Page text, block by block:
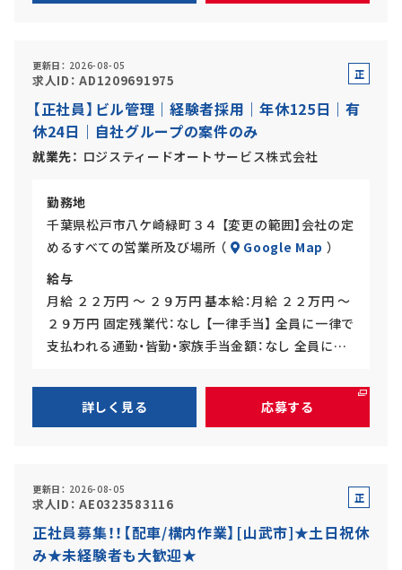
更新日 2026-08-05
求人ID AD1209691975
正
員
【正社員】ビル管理｜経験者採用｜年休125日｜有
休24日｜自社グループの案件のみ
就業先 ロジスティードオートサービス株式会社
勤務地
千葉県松戸市八ケ崎緑町３４ 【変更の範囲】会社の定
めるすべての営業所及び場所 （
Google Map ）
給与
月給 ２２万円 ～ ２９万円 基本給：月給 ２２万円 ～
２９万円 固定残業代：なし 【一律手当】 全員に一律で
支払われる通勤・皆勤・家族手当金額：なし 全員に…
詳しく見る 応募する
更新日 2026-08-05
求人ID AE0323583116
正
員
正社員募集！！【配車/構内作業】[山武市]★土日祝休
み★未経験者も大歓迎★